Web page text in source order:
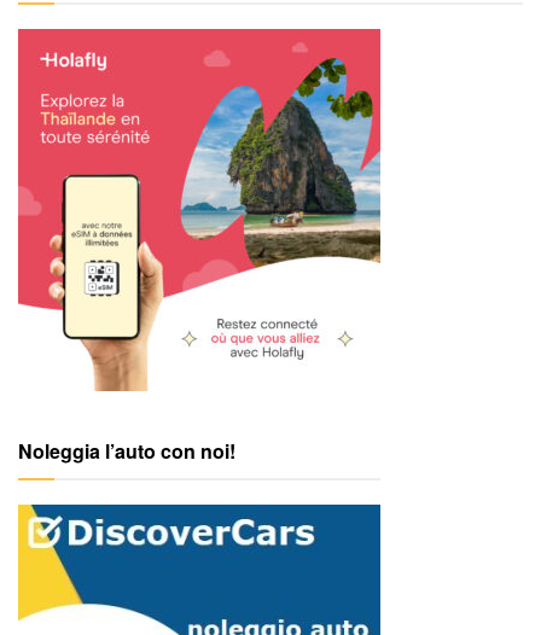
Noleggia l’auto con noi!